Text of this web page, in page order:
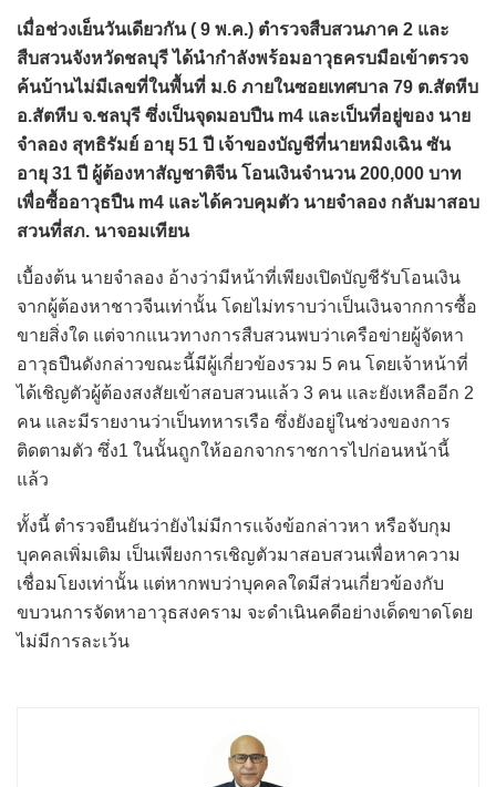
เมื่อช่วงเย็นวันเดียวกัน ( 9 พ.ค.) ตำรวจสืบสวนภาค 2 และ
สืบสวนจังหวัดชลบุรี ได้นำกำลังพร้อมอาวุธครบมือเข้าตรวจ
ค้นบ้านไม่มีเลขที่ในพื้นที่ ม.6 ภายในซอยเทศบาล 79 ต.สัตหีบ
อ.สัตหีบ จ.ชลบุรี ซึ่งเป็นจุดมอบปืน m4 และเป็นที่อยู่ของ นาย
จำลอง สุทธิรัมย์ อายุ 51 ปี เจ้าของบัญชีที่นายหมิงเฉิน ซัน
อายุ 31 ปี ผู้ต้องหาสัญชาติจีน โอนเงินจำนวน 200,000 บาท
เพื่อซื้ออาวุธปืน m4 และได้ควบคุมตัว นายจำลอง กลับมาสอบ
สวนที่สภ. นาจอมเทียน
เบื้องต้น นายจำลอง อ้างว่ามีหน้าที่เพียงเปิดบัญชีรับโอนเงิน
จากผู้ต้องหาชาวจีนเท่านั้น โดยไม่ทราบว่าเป็นเงินจากการซื้อ
ขายสิ่งใด แต่จากแนวทางการสืบสวนพบว่าเครือข่ายผู้จัดหา
อาวุธปืนดังกล่าวขณะนี้มีผู้เกี่ยวข้องรวม 5 คน โดยเจ้าหน้าที่
ได้เชิญตัวผู้ต้องสงสัยเข้าสอบสวนแล้ว 3 คน และยังเหลืออีก 2
คน และมีรายงานว่าเป็นทหารเรือ ซึ่งยังอยู่ในช่วงของการ
ติดตามตัว ซึ่ง1 ในนั้นถูกให้ออกจากราชการไปก่อนหน้านี้
แล้ว
ทั้งนี้ ตำรวจยืนยันว่ายังไม่มีการแจ้งข้อกล่าวหา หรือจับกุม
บุคคลเพิ่มเติม เป็นเพียงการเชิญตัวมาสอบสวนเพื่อหาความ
เชื่อมโยงเท่านั้น แต่หากพบว่าบุคคลใดมีส่วนเกี่ยวข้องกับ
ขบวนการจัดหาอาวุธสงคราม จะดำเนินคดีอย่างเด็ดขาดโดย
ไม่มีการละเว้น